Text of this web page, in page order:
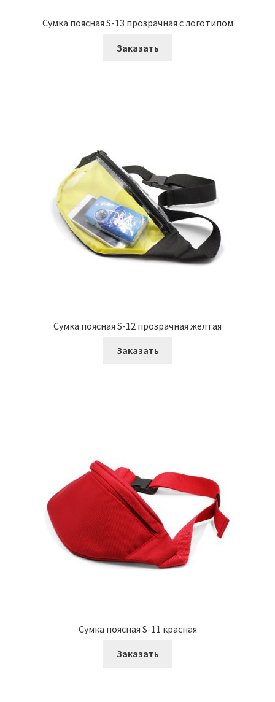
Сумка поясная S-13 прозрачная с логотипом
Заказать
Сумка поясная S-12 прозрачная жёлтая
Заказать
Сумка поясная S-11 красная
Заказать